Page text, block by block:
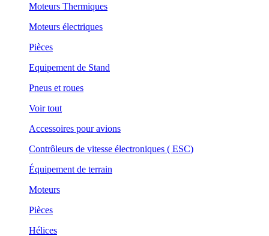
Moteurs Thermiques
Moteurs électriques
Pièces
Equipement de Stand
Pneus et roues
Voir tout
Accessoires pour avions
Contrôleurs de vitesse électroniques ( ESC)
Équipement de terrain
Moteurs
Pièces
Hélices